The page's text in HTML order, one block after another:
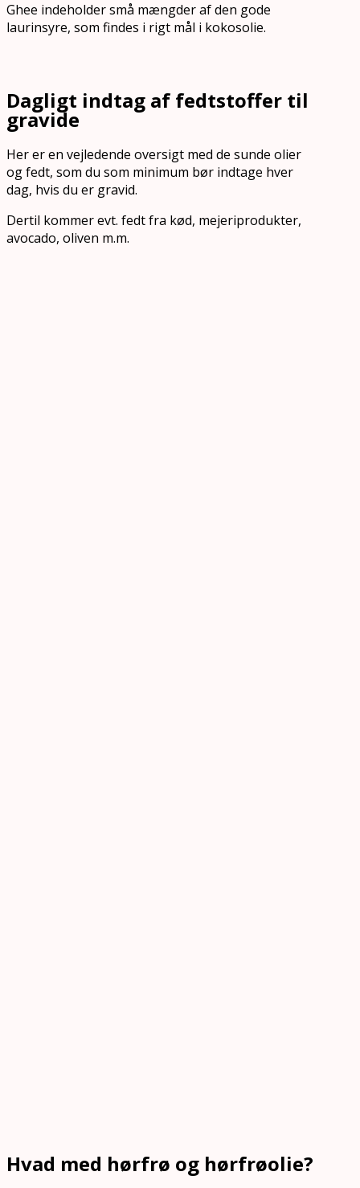
Ghee indeholder små mængder af den gode
laurinsyre, som findes i rigt mål i kokosolie.
Dagligt indtag af fedtstoffer til
gravide
Her er en vejledende oversigt med de sunde olier
og fedt, som du som minimum bør indtage hver
dag, hvis du er gravid.
Dertil kommer evt. fedt fra kød, mejeriprodukter,
avocado, oliven m.m.
Hvad med hørfrø og hørfrøolie?